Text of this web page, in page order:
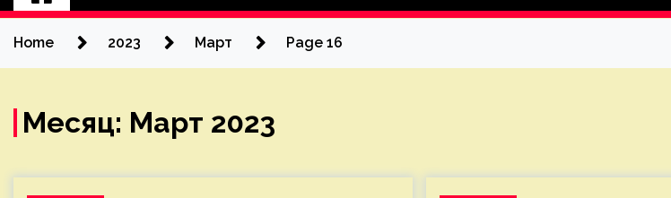
Home 2023 Март Page 16
Месяц: Март 2023